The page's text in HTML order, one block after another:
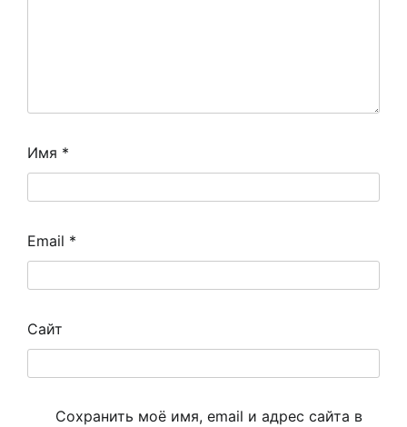
Имя *
Email *
Сайт
Сохранить моё имя, email и адрес сайта в